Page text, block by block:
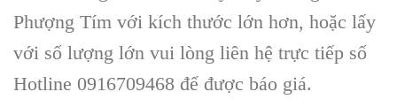
Phượng Tím với kích thước lớn hơn, hoặc lấy
với số lượng lớn vui lòng liên hệ trực tiếp số
Hotline 0916709468 để được báo giá.